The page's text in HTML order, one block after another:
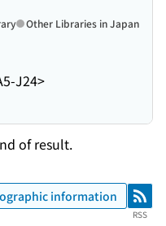
J24>
Other Libraries in Japan
of result.
information RSS
RSS